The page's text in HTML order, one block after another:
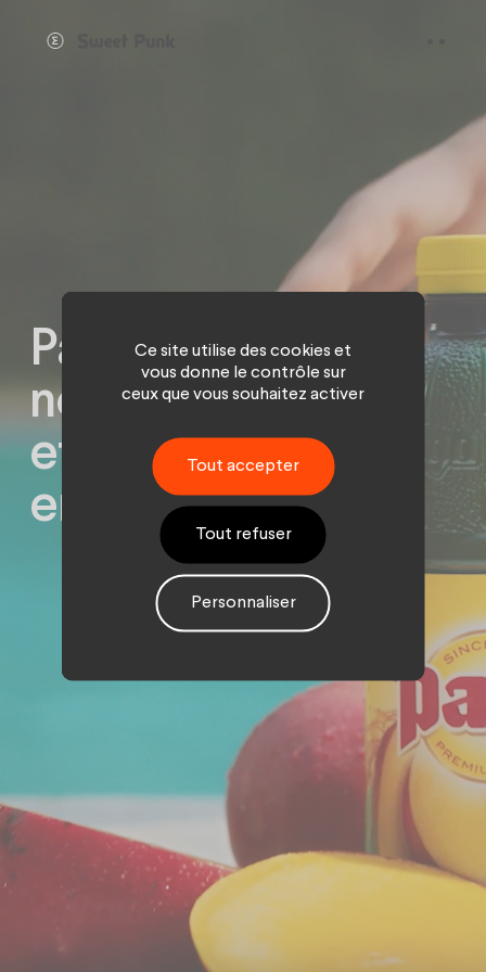
Pago dévoile son
nouveau spot TV
et vous n'avez
encore rien bu !
Ce site utilise des cookies et
vous donne le contrôle sur
ceux que vous souhaitez activer
Tout accepter
Tout refuser
Personnaliser